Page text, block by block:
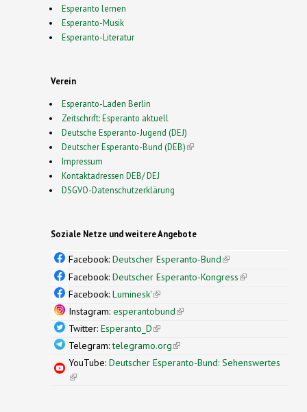
Esperanto lernen
Esperanto-Musik
Esperanto-Literatur
Verein
Esperanto-Laden Berlin
Zeitschrift: Esperanto aktuell
Deutsche Esperanto-Jugend (DEJ)
Deutscher Esperanto-Bund (DEB)(link is external)
Impressum
Kontaktadressen DEB/ DEJ
DSGVO-Datenschutzerklärung
Soziale Netze und weitere Angebote
Facebook: Deutscher Esperanto-Bund(link is
external)
Facebook: Deutscher Esperanto-Kongress(link is
Facebook: Luminesk'(link is external)
Instagram: esperantobund(link is external)
Twitter: Esperanto_D(link is external)
Telegram:telegramo.org(link is external)
YouTube: Deutscher Esperanto-Bund: Sehenswertes
(link is external)